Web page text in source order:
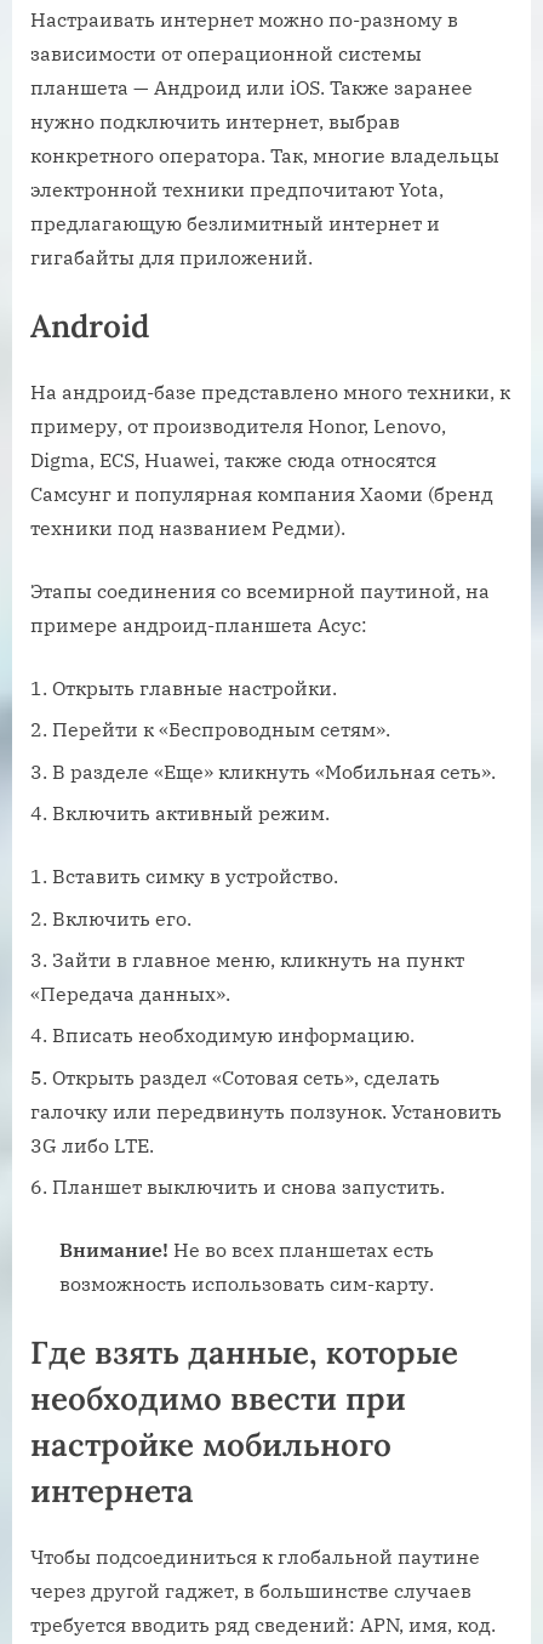
Настраивать интернет можно по-разному в
зависимости от операционной системы
планшета — Андроид или iOS. Также заранее
нужно подключить интернет, выбрав
конкретного оператора. Так, многие владельцы
электронной техники предпочитают Yota,
предлагающую безлимитный интернет и
гигабайты для приложений.
Android
На андроид-базе представлено много техники, к
примеру, от производителя Honor, Lenovo,
Digma, ECS, Huawei, также сюда относятся
Самсунг и популярная компания Хаоми (бренд
техники под названием Редми).
Этапы соединения со всемирной паутиной, на
примере андроид-планшета Асус:
Открыть главные настройки.
Перейти к «Беспроводным сетям».
В разделе «Еще» кликнуть «Мобильная сеть».
Включить активный режим.
Вставить симку в устройство.
Включить его.
Зайти в главное меню, кликнуть на пункт
«Передача данных».
Вписать необходимую информацию.
Открыть раздел «Сотовая сеть», сделать
галочку или передвинуть ползунок. Установить
3G либо LTE.
Планшет выключить и снова запустить.
Внимание! Не во всех планшетах есть
возможность использовать сим-карту.
Где взять данные, которые
необходимо ввести при
настройке мобильного
интернета
Чтобы подсоединиться к глобальной паутине
через другой гаджет, в большинстве случаев
требуется вводить ряд сведений: APN, имя, код.